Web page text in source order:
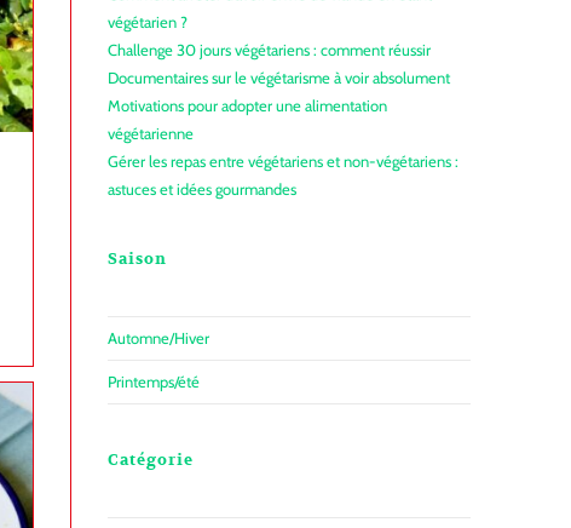
végétarien ?
Challenge 30 jours végétariens : comment réussir
Documentaires sur le végétarisme à voir absolument
Motivations pour adopter une alimentation
végétarienne
Gérer les repas entre végétariens et non-végétariens :
astuces et idées gourmandes
Saison
Automne/Hiver
Printemps/été
Catégorie